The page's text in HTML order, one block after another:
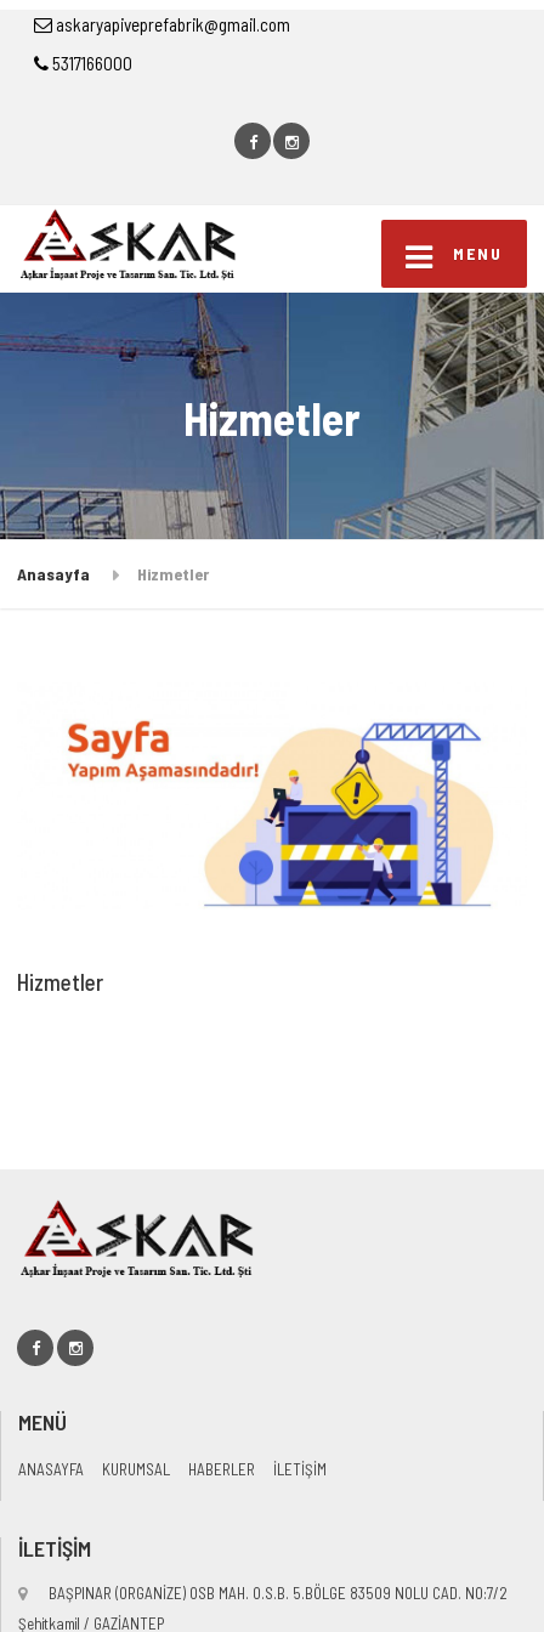
askaryapiveprefabrik@gmail.com
5317166000
MENU
Hizmetler
Anasayfa Hizmetler
Hizmetler
MENÜ
ANASAYFA KURUMSAL HABERLER İLETİŞİM
İLETİŞİM
BAŞPINAR (ORGANİZE) OSB MAH. O.S.B. 5.BÖLGE 83509 NOLU CAD. NO:7/2
Şehitkamil / GAZİANTEP